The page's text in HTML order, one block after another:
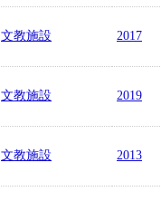
文教施設 2017
文教施設 2019
文教施設 2013